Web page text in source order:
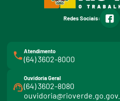
Redes Sociais:
Atendimento
(64) 3602-8000
Ouvidoria Geral
(64) 3602-8080